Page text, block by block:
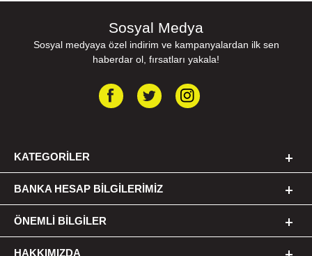
Sosyal Medya
Sosyal medyaya özel indirim ve kampanyalardan ilk sen
haberdar ol, fırsatları yakala!
KATEGORILER
BANKA HESAP BILGILERIMIZ
ÖNEMLI BILGILER
HAKKIMIZDA